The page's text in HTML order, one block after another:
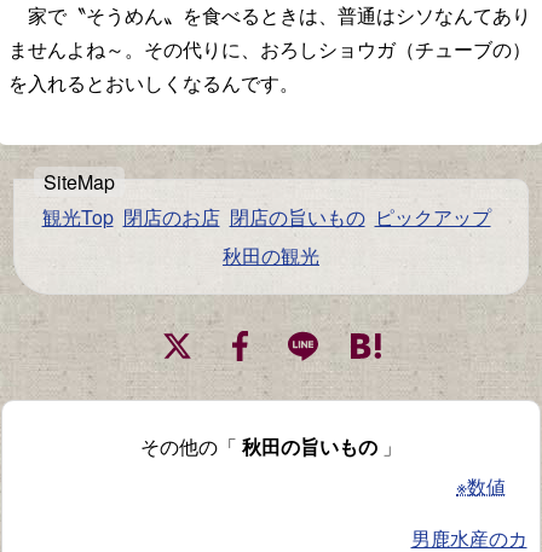
家で〝そうめん〟を食べるときは、普通はシソなんてあり
ませんよね～。その代りに、おろしショウガ（チューブの）
を入れるとおいしくなるんです。
観光Top 閉店のお店 閉店の旨いもの ピックアップ
秋田の観光
その他の「 秋田の旨いもの 」
※数値
男鹿水産のカ